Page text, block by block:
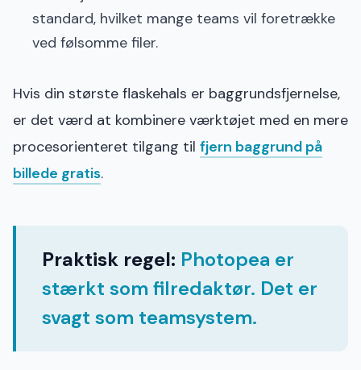
standard, hvilket mange teams vil foretrække
ved følsomme filer.
Hvis din største flaskehals er baggrundsfjernelse,
er det værd at kombinere værktøjet med en mere
procesorienteret tilgang til fjern baggrund på
billede gratis.
Praktisk regel: Photopea er
stærkt som filredaktør. Det er
svagt som teamsystem.